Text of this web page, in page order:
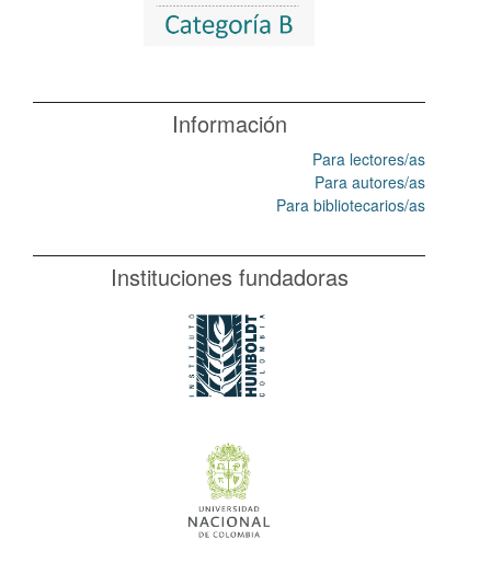
Información
Para lectores/as
Para autores/as
Para bibliotecarios/as
Instituciones fundadoras